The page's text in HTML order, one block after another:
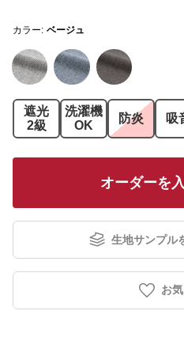
カラー: ベージュ
遮光
2級
洗濯機
OK
防炎 吸
オーダーを
生地サンプル
お